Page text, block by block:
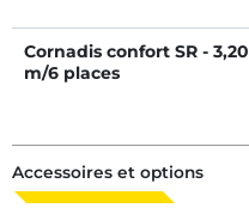
Cornadis confort SR - 3,20
m/6 places
Accessoires et options